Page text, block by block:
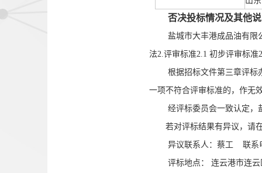
否决投标情况及其他
盐城市大丰港成品油有限
法2.评审标准2.1 初步评审标
根据招标文件第三章评标
一项不符合评审标准的，作无
经评标委员会一致认定，
若对评标结果有异议，请
异议联系人：蔡工 联系
评标地点： 连云港市连